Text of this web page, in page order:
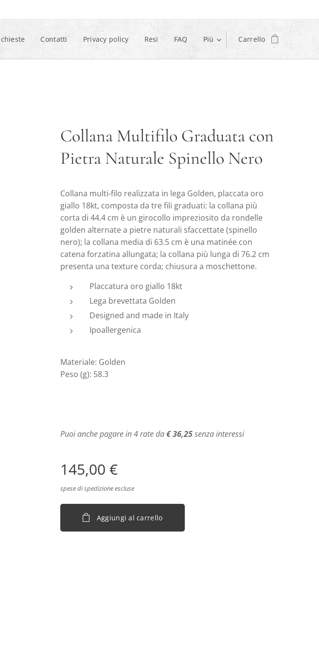
Contatti Privacy policy Resi FAQ Più Carrello
Collana Multifilo Graduata con
Pietra Naturale Spinello Nero
Collana multi-filo realizzata in lega Golden, placcata oro
giallo 18kt, composta da tre fili graduati: la collana più
corta di 44.4 cm è un girocollo impreziosito da rondelle
golden alternate a pietre naturali sfaccettate (spinello
nero); la collana media di 63.5 cm è una matinée con
catena forzatina allungata; la collana più lunga di 76.2 cm
presenta una texture corda; chiusura a moschettone.
Placcatura oro giallo 18kt
Lega brevettata Golden
Designed and made in Italy
Ipoallergenica
Materiale: Golden
Peso (g): 58.3
Puoi anche pagare in 4 rate da€ 36,25senza interessi
145,00 €
spese di spedizione escluse
Aggiungi al carrello